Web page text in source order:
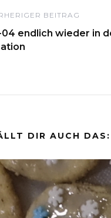
BEITRAG
04 endlich wieder in
DIR AUCH DAS: